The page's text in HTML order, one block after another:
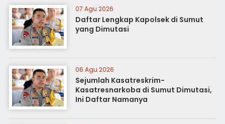
07 Agu 2026
Daftar Lengkap Kapolsek di Sumut
yang Dimutasi
06 Agu 2026
Sejumlah Kasatreskrim-
Kasatresnarkoba di Sumut Dimutasi,
Ini Daftar Namanya